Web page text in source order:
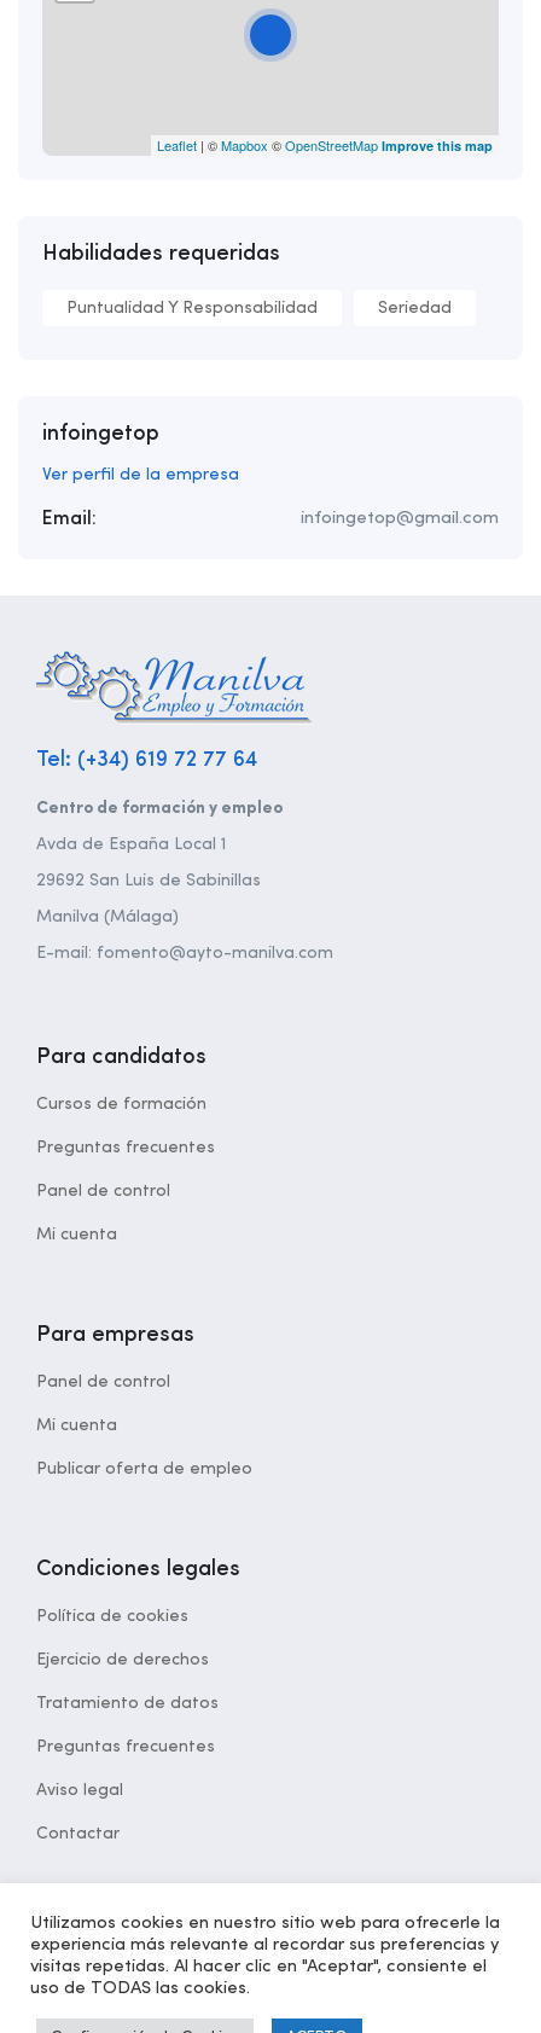
Leaflet | ©Mapbox ©OpenStreetMap Improve this map
Habilidades requeridas
Puntualidad Y Responsabilidad Seriedad
infoingetop
Ver perfil de la empresa
Email: infoingetop@gmail.com
Tel: (+34) 619 72 77 64
Centro de formación y empleo
Avda de España Local 1
29692 San Luis de Sabinillas
Manilva (Málaga)
E-mail: fomento@ayto-manilva.com
Para candidatos
Cursos de formación
Preguntas frecuentes
Panel de control
Mi cuenta
Para empresas
Panel de control
Mi cuenta
Publicar oferta de empleo
Condiciones legales
Política de cookies
Ejercicio de derechos
Tratamiento de datos
Preguntas frecuentes
Aviso legal
Contactar
© 2021 Desarrollado poropcion5.com| Todos los derechos
reservados | Versión 1.2
Utilizamos cookies en nuestro sitio web para ofrecerle la
experiencia más relevante al recordar sus preferencias y
visitas repetidas. Al hacer clic en "Aceptar", consiente el
uso de TODAS las cookies.